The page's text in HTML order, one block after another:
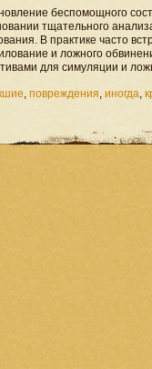
беспомощного
тщательного
В практике часто
и ложного
для симуляции и
, повреждения, иногда,